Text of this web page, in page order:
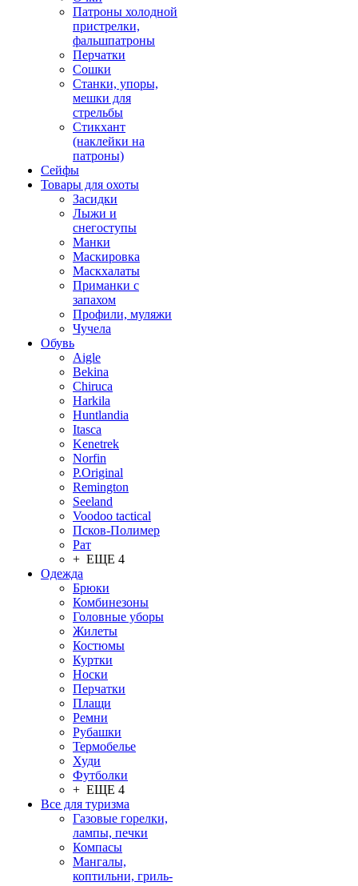
Патроны холодной
пристрелки,
фальшпатроны
Перчатки
Сошки
Станки, упоры,
мешки для
стрельбы
Стикхант
(наклейки на
патроны)
Сейфы
Товары для охоты
Засидки
Лыжи и
снегоступы
Манки
Маскировка
Маскхалаты
Приманки с
запахом
Профили, муляжи
Чучела
Обувь
Aigle
Bekina
Chiruсa
Harkila
Huntlandia
Itasca
Kenetrek
Norfin
P.Original
Remington
Seeland
Voodoo tactical
Псков-Полимер
Рат
+ ЕЩЕ 4
Одежда
Брюки
Комбинезоны
Головные уборы
Жилеты
Костюмы
Куртки
Носки
Перчатки
Плащи
Ремни
Рубашки
Термобелье
Худи
Футболки
+ ЕЩЕ 4
Все для туризма
Газовые горелки,
лампы, печки
Компасы
Мангалы,
коптильни, гриль-